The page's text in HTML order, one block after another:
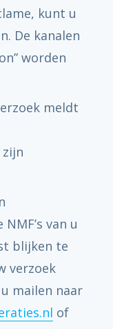
kunt u
De kanalen
worden
meldt
zijn
van u
blijken te
verzoek
mailen naar
of